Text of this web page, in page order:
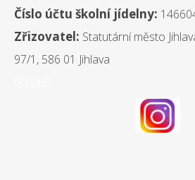
Číslo účtu školní jídelny:
Zřizovatel: Statutární město
97/1, 586 01 Jihlava